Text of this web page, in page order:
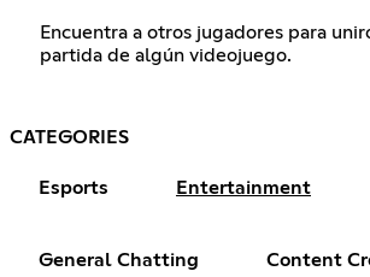
Encuentra a otros jugadores para
partida de algún videojuego.
CATEGORIES
Esports Entertainment
General Chatting Content